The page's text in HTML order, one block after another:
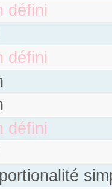
défini
défini
défini